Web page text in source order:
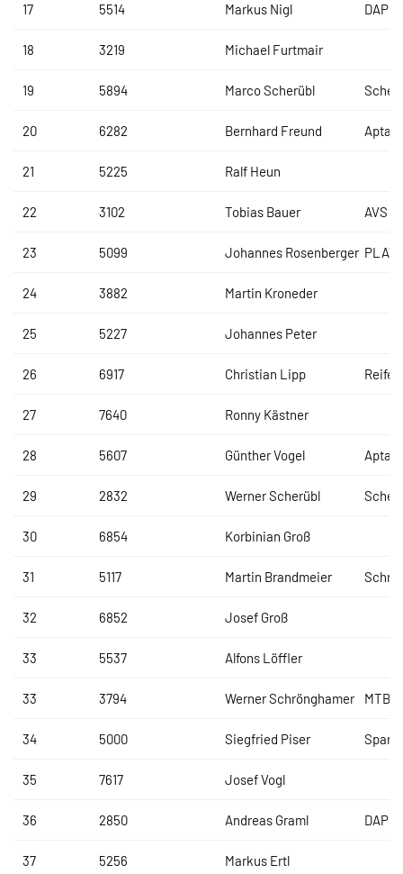
17 5514 Markus Nigl DAP
18 3219 Michael Furtmair
19 5894 Marco Scherübl
20 6282 Bernhard Freund Aptar
21 5225 Ralf Heun
22 3102 Tobias Bauer AVS
23 5099 Johannes Rosenberger
24 3882 Martin Kroneder
25 5227 Johannes Peter
26 6917 Christian Lipp
27 7640 Ronny Kästner
28 5607 Günther Vogel Aptar
29 2832 Werner Scherübl
30 6854 Korbinian Groß
31 5117 Martin Brandmeier
32 6852 Josef Groß
33 5537 Alfons Löffler
33 3794 Werner Schrönghamer MTB
34 5000 Siegfried Piser
35 7617 Josef Vogl
36 2850 Andreas Graml DAP
37 5256 Markus Ertl